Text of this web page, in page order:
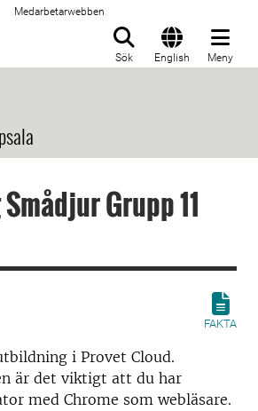
Medarbetarwebben
Sök English Meny
Grupp 11
FAKTA
i Provet Cloud.
är det viktigt att du har
med Chrome som webläsare.